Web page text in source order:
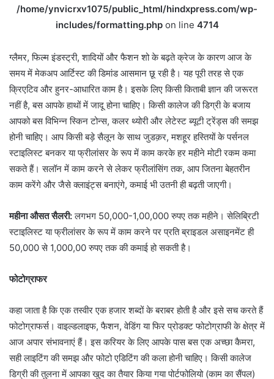
/home/ynvicrxv1075/public_html/hindxpress.com/wp-
includes/formatting.phpon line 4714
ग्लैमर, फिल्म इंडस्ट्री, शादियों और फैशन शो के बढ़ते क्रेज के कारण आज के
समय में मेकअप आर्टिस्ट की डिमांड आसमान छू रही है। यह पूरी तरह से एक
क्रिएटिव और हुनर-आधारित काम है। इसके लिए किसी किताबी ज्ञान की जरूरत
नहीं है, बस आपके हाथों में जादू होना चाहिए। किसी कालेज की डिग्री के बजाय
आपको बस विभिन्न स्किन टोन्स, कलर थ्योरी और लेटेस्ट ब्यूटी ट्रेंड्स की समझ
होनी चाहिए। आप किसी बड़े सैलून के साथ जुडक़र, मशहूर हस्तियों के पर्सनल
स्टाइलिस्ट बनकर या फ्रीलांसर के रूप में काम करके हर महीने मोटी रकम कमा
सकते हैं। सलॉन में काम करने से लेकर फ्रीलांसिंग तक, आप जितना बेहतरीन
काम करेंगे और जैसे क्लाइंट्स बनाएंगे, कमाई भी उतनी ही बढ़ती जाएगी।
महीना औसत सैलरी:लगभग 50,000-1,00,000 रुपए तक महीने। सेलिब्रिटी
स्टाइलिस्ट या फ्रीलांसर के रूप में काम करने पर प्रति ब्राइडल असाइनमेंट ही
50,000 से 1,000,00 रुपए तक की कमाई हो सकती है।
फोटोग्राफर
कहा जाता है कि एक तस्वीर एक हजार शब्दों के बराबर होती है और इसे सच करते हैं
फोटोग्राफर्स। वाइल्डलाइफ, फैशन, वेडिंग या फिर प्रोडक्ट फोटोग्राफी के क्षेत्र में
आज अपार संभावनाएं हैं। इस करियर के लिए आपके पास बस एक अच्छा कैमरा,
सही लाइटिंग की समझ और फोटो एडिटिंग की कला होनी चाहिए। किसी कालेज
डिग्री की तुलना में आपका खुद का तैयार किया गया पोर्टफोलियो (काम का सैंपल)